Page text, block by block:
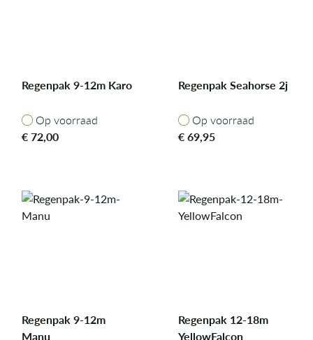
Regenpak 9-12m Karo
Op voorraad
Op voorraad
€72,00
Regenpak Seahorse 2j
Op voorraad
Op voorraad
€69,95
Regenpak 9-12m
Manu
Regenpak 12-18m
YellowFalcon